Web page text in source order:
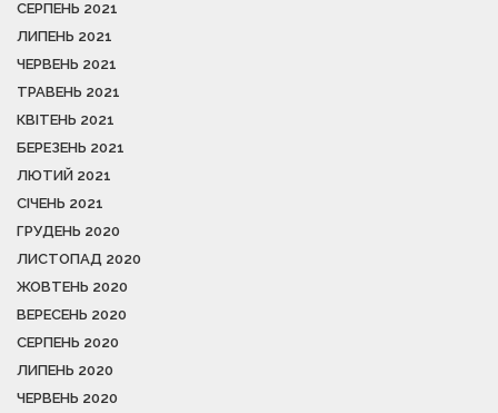
СЕРПЕНЬ 2021
ЛИПЕНЬ 2021
ЧЕРВЕНЬ 2021
ТРАВЕНЬ 2021
КВІТЕНЬ 2021
БЕРЕЗЕНЬ 2021
ЛЮТИЙ 2021
СІЧЕНЬ 2021
ГРУДЕНЬ 2020
ЛИСТОПАД 2020
ЖОВТЕНЬ 2020
ВЕРЕСЕНЬ 2020
СЕРПЕНЬ 2020
ЛИПЕНЬ 2020
ЧЕРВЕНЬ 2020